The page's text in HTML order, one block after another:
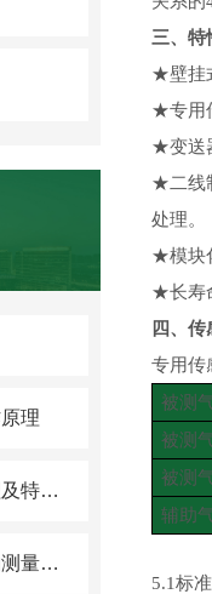
理
壁挂式粉尘浓度检测仪——原理及特点详解
工业化壁挂式粉尘浓度检测仪的测量方法综述
三、 特
★壁挂
★专用
★变送
★二线
处理。
★模块
★长寿
四、 传
专用传
被测
被测
被测
辅助
5.1标